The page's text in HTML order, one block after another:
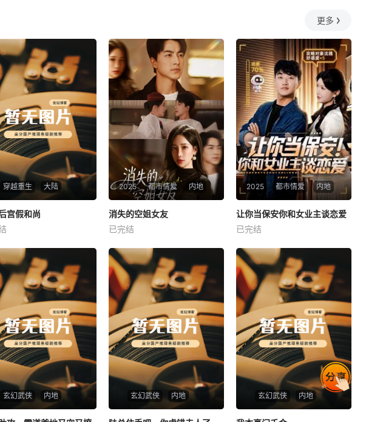
更多
穿越重生 大陆
后宫假和尚
宫假和尚
2025 都市情爱 内地
消失的空姐女友
未知
消失的空姐女友
已完结
2025 都市情爱 内地
未知
让你当保安你和女业主谈恋爱
已完结
玄幻武侠 内地 玄幻武侠 内地 玄幻武侠 内地